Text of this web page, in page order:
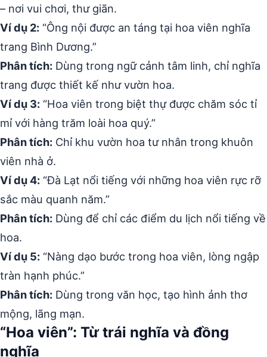
– nơi vui chơi, thư giãn.
Ví dụ 2: “Ông nội được an táng tại hoa viên nghĩa
trang Bình Dương.”
Phân tích: Dùng trong ngữ cảnh tâm linh, chỉ nghĩa
trang được thiết kế như vườn hoa.
Ví dụ 3: “Hoa viên trong biệt thự được chăm sóc tỉ
mỉ với hàng trăm loài hoa quý.”
Phân tích: Chỉ khu vườn hoa tư nhân trong khuôn
viên nhà ở.
Ví dụ 4: “Đà Lạt nổi tiếng với những hoa viên rực rỡ
sắc màu quanh năm.”
Phân tích: Dùng để chỉ các điểm du lịch nổi tiếng về
hoa.
Ví dụ 5: “Nàng dạo bước trong hoa viên, lòng ngập
tràn hạnh phúc.”
Phân tích: Dùng trong văn học, tạo hình ảnh thơ
mộng, lãng mạn.
“Hoa viên”: Từ trái nghĩa và đồng
nghĩa